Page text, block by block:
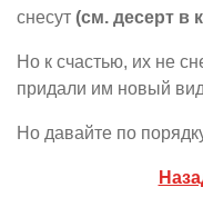
снесут (см. десерт в
Но к счастью, их не
придали им новый
Но давайте по